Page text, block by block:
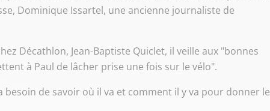
Dominique Issartel, une ancienne journaliste de
Décathlon, Jean-Baptiste Quiclet, il veille aux "bonnes
à Paul de lâcher prise une fois sur le vélo".
de savoir où il va et comment il y va pour donner le